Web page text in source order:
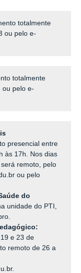
totalmente
ou pelo e-
totalmente
ou pelo e-
presencial entre
às 17h. Nos dias
remoto, pelo
ou pelo
do
unidade do PTI,
e 23 de
remoto de 26 a